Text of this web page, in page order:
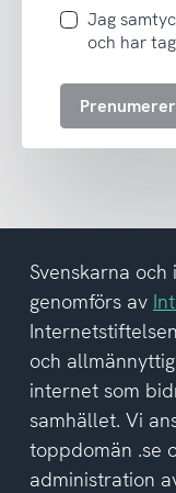
Jag
samtycker
att
del
av
Jag
och har
Svenskarna
genomförs av
och
internet som
samhället. Vi
toppdomän .se
administration